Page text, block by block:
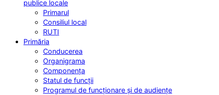
publice locale
Primarul
Consiliul local
RUTI
Primăria
Conducerea
Organigrama
Componența
Statul de funcții
Programul de funcționare și de audiențe